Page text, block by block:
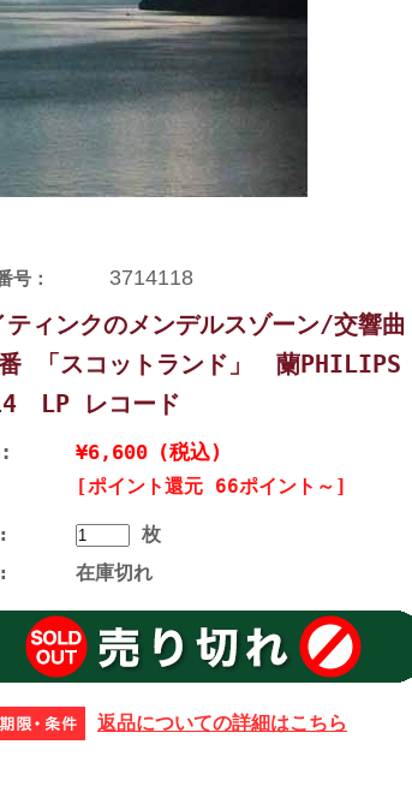
号：
ティンクのメンデルスゾーン/交響曲
「スコットランド」 蘭PHILIPS
LP レコード
¥6,600 (税込)
[ポイント還元 66ポイント～]
枚
在庫切れ
返品についての詳細はこちら